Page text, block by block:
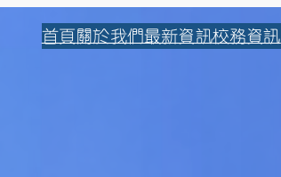
首頁 關於我們最新資訊校務資訊